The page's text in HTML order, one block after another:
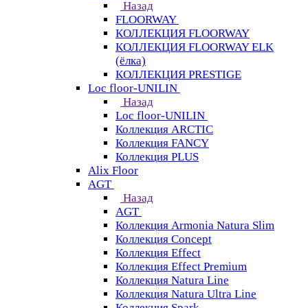
Назад
FLOORWAY
КОЛЛЕКЦИЯ FLOORWAY
КОЛЛЕКЦИЯ FLOORWAY ELK
(ёлка)
КОЛЛЕКЦИЯ PRESTIGE
Loс floor-UNILIN
Назад
Loс floor-UNILIN
Коллекция ARCTIС
Коллекция FANCY
Коллекция PLUS
Alix Floor
AGT
Назад
AGT
Коллекция Armonia Natura Slim
Коллекция Concept
Коллекция Effect
Коллекция Effect Premium
Коллекция Natura Line
Коллекция Natura Ultra Line